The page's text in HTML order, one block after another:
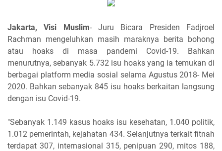
Jakarta, Visi Muslim- Juru Bicara Presiden Fadjroel
Rachman mengeluhkan masih maraknya berita bohong
atau hoaks di masa pandemi Covid-19. Bahkan
menurutnya, sebanyak 5.732 isu hoaks yang ia temukan di
berbagai platform media sosial selama Agustus 2018- Mei
2020. Bahkan sebanyak 845 isu hoaks berkaitan langsung
dengan isu Covid-19.
"Sebanyak 1.149 kasus hoaks isu kesehatan, 1.040 politik,
1.012 pemerintah, kejahatan 434. Selanjutnya terkait fitnah
terdapat 307, internasional 315, penipuan 290, mitos 188,